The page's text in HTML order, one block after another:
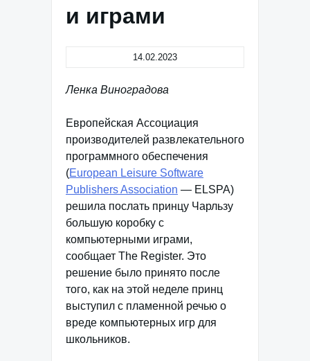
и играми
14.02.2023
Ленка Виноградова
Европейская Ассоциация
производителей развлекательного
программного обеспечения
(European Leisure Software
Publishers Association — ELSPA)
решила послать принцу Чарльзу
большую коробку с
компьютерными играми,
сообщает The Register. Это
решение было принято после
того, как на этой неделе принц
выступил с пламенной речью о
вреде компьютерных игр для
школьников.